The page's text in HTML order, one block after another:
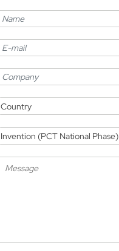
Country
Invention (PCT National Phase)